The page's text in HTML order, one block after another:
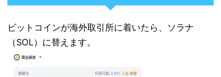
ビットコインが海外取引所に着いたら、ソラナ
（SOL）に替えます。